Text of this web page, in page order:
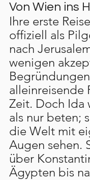
Von Wien ins
Ihre erste
offiziell als
nach
wenigen
alleinreisende
Zeit. Doch Ida
als nur beten;
die Welt mit
Augen sehen.
über
Ägypten bis